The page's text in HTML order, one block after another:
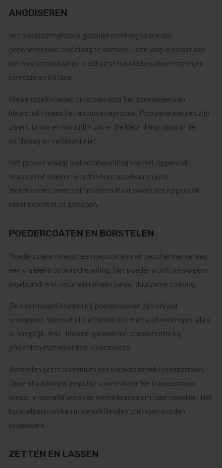
ANODISEREN
Het anodisatieproces gebruikt elektrolyse om een
gecontroleerde oxidelaag te vormen. Deze laag is harder dan
het basismateriaal en biedt uitstekende bescherming tegen
corrosie en slijtage.
Kleurmogelijkheden ontstaan door het toevoegen van
kleurstof tijdens het anodisatieproces. Populaire kleuren zijn
zwart, brons en natuurlijk zilver. De kleur dringt door in de
oxidelaag en verbleekt niet.
Het proces vraagt wel voorbereiding van het oppervlak.
Krassen of vlekken worden door anodiseren juist
zichtbaarder. Voor optimaal resultaat wordt het oppervlak
eerst gepolijst of geslepen.
POEDERCOATEN EN BORSTELEN
Poedercoaten brengt een decoratieve en beschermende laag
aan via elektrostatische lading. Het poeder wordt vervolgens
ingebrand, wat resulteert in een harde, duurzame coating.
De kleurmogelijkheden bij poedercoaten zijn vrijwel
onbeperkt. Van metallic effecten tot matte afwerkingen, alles
is mogelijk. RAL-kleuren garanderen consistentie bij
projecten met meerdere leveranciers.
Borstelen geeft aluminium een karakteristiek lijnenpatroon.
Deze afwerking is populair voor industriële toepassingen
omdat vingerafdrukken en kleine krassen minder opvallen. Het
borstelpatroon kan in verschillende richtingen worden
uitgevoerd.
ZETTEN EN LASSEN